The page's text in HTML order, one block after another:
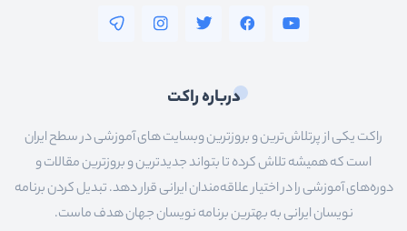
درباره راکت
راکت یکی از پرتلاش‌ترین و بروزترین وبسایت های آموزشی در سطح ایران
است که همیشه تلاش کرده تا بتواند جدیدترین و بروزترین مقالات و
دوره‌های آموزشی را در اختیار علاقه‌مندان ایرانی قرار دهد. تبدیل کردن برنامه
نویسان ایرانی به بهترین برنامه نویسان جهان هدف ماست.